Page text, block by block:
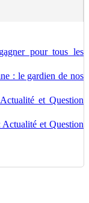
pour tous les
: le gardien de nos
et Question
et Question